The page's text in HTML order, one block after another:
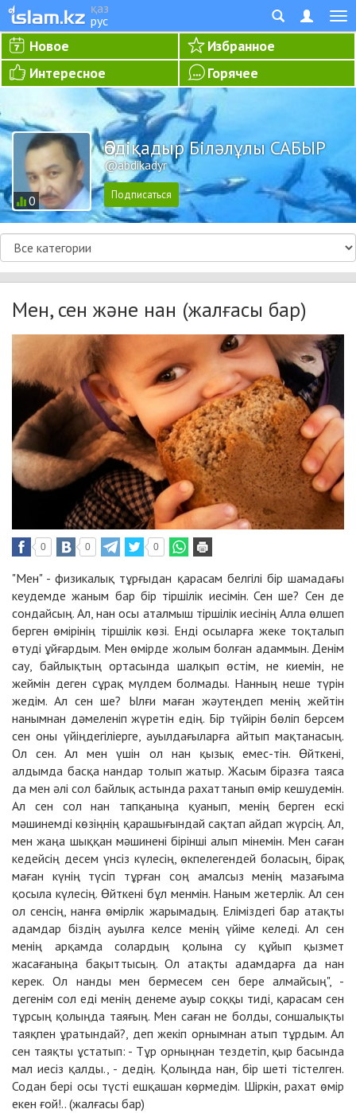
қаз
рус
Новое
Избранное
Интересное
Горячее
0
Әбдіқадыр Біләлұлы САБЫР
@abdikadyr
Мен, сен және нан (жалғасы бар)
0 0 0
"Мен" - физикалық тұрғыдан қарасам белгілі бір шамадағы
кеудемде жаным бар бір тіршілік иесімін. Сен ше? Сен де
сондайсың. Ал, нан осы аталмыш тіршілік иесінің Алла өлшеп
берген өмірінің тіршілік көзі. Енді осыларға жеке тоқталып
өтуді ұйғардым. Мен өмірде жолым болған адаммын. Денім
сау, байлықтың ортасында шалқып өстім, не киемін, не
жеймін деген сұрақ мүлдем болмады. Нанның неше түрін
жедім. Ал сен ше? Ылғи маған жәутеңдеп менің жейтін
нанымнан дәмеленіп жүретін едің. Бір түйірін бөліп берсем
сен оны үйіңдегіліерге, ауылдағыларға айтып мақтанасың.
Ол сен. Ал мен үшін ол нан қызық емес-тін. Өйткені,
алдымда басқа нандар толып жатыр. Жасым біразға таяса
да мен әлі сол байлық астында рахаттанып өмір кешудемін.
Ал сен сол нан тапқаныңа қуанып, менің берген ескі
мәшинемді көзіңнің қарашығындай сақтап айдап жүрсің. Ал,
мен жаңа шыққан мәшинені бірінші алып мінемін. Мен саған
кедейсің десем үнсіз күлесің, өкпелегендей боласың, бірақ
маған күнің түсіп тұрған соң амалсыз менің мазағыма
қосыла күлесің. Өйткені бұл менмін. Наным жетерлік. Ал сен
ол сенсің, нанға өмірлік жарымадың. Еліміздегі бар атақты
адамдар біздің ауылға келсе менің үйіме келеді. Ал сен
менің арқамда солардың қолына су құйып қызмет
жасағаныңа бақыттысың. Ол атақты адамдарға да нан
керек. Ол нанды мен бермесем сен бере алмайсың", -
дегенім сол еді менің денеме ауыр соққы тиді, қарасам сен
тұрсың қолыңда таяғың. Мен саған не болды, соншалықты
таяқпен ұратындай?, деп жекіп орнымнан атып тұрдым. Ал
сен таяқты ұстатып: - Тұр орныңнан тездетіп, қыр басында
мал иесіз қалды., - дедің. Қолыңда нан, бір шеті тістелген.
Содан бері осы түсті ешқашан көрмедім. Шіркін, рахат өмір
екен ғой!.. (жалғасы бар)